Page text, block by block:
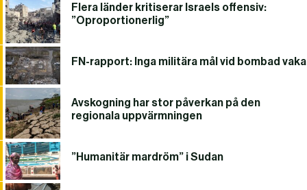
Flera länder kritiserar Israels offensiv:
”Oproportionerlig”
FN-rapport: Inga militära mål vid bombad vaka
Avskogning har stor påverkan på den
regionala uppvärmningen
”Humanitär mardröm” i Sudan